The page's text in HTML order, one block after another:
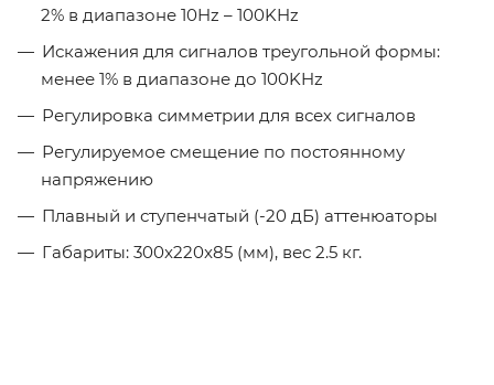
2% в диапазоне 10Hz – 100KHz
Искажения для сигналов треугольной формы:
менее 1% в диапазоне до 100KHz
Регулировка симметрии для всех сигналов
Регулируемое смещение по постоянному
напряжению
Плавный и ступенчатый (-20 дБ) аттенюаторы
Габариты: 300x220x85 (мм), вес 2.5 кг.